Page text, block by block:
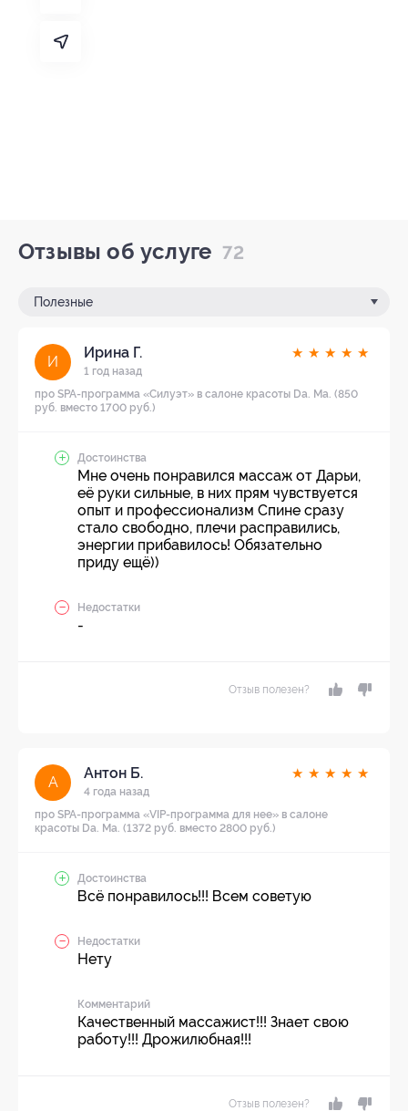
Отзывы об услуге 72
Полезные
И
Ирина Г.
1 год назад
★ ★ ★ ★ ★
про SPA-программа «Силуэт» в салоне красоты Da. Ma. (850
руб. вместо 1700 руб.)
Достоинства
Мне очень понравился массаж от Дарьи,
её руки сильные, в них прям чувствуется
опыт и профессионализм Спине сразу
стало свободно, плечи расправились,
энергии прибавилось! Обязательно
приду ещё))
Недостатки
-
Отзыв полезен?
А
Антон Б.
4 года назад
★ ★ ★ ★ ★
про SPA-программа «VIP-программа для нее» в салоне
красоты Da. Ma. (1372 руб. вместо 2800 руб.)
Достоинства
Всё понравилось!!! Всем советую
Недостатки
Нету
Комментарий
Качественный массажист!!! Знает свою
работу!!! Дрожилюбная!!!
Отзыв полезен?